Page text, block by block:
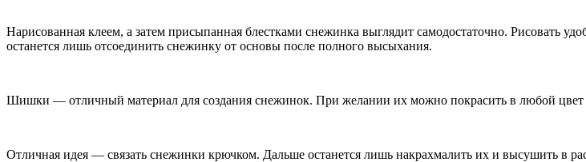
Нарисованная клеем, а затем присыпанная блестками снежинка выглядит самодостаточно. Рисовать
останется лишь отсоединить снежинку от основы после полного высыхания.
Шишки — отличный материал для создания снежинок. При желании их можно покрасить в любой цвет
Отличная идея — связать снежинки крючком. Дальше останется лишь накрахмалить их и высушить в